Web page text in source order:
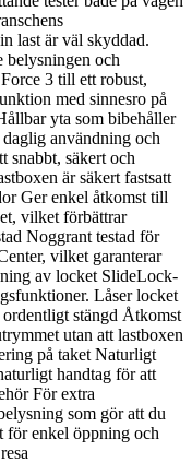
last är väl skyddad.
belysningen och
3 till ett robust,
med sinnesro på
yta som bibehåller
användning och
snabbt, säkert och
är säkert fastsatt
Ger enkel åtkomst till
vilket förbättrar
Noggrant testad för
vilket garanterar
av locket SlideLock-
Låser locket
stängd Åtkomst
utan att lastboxen
på taket Naturligt
handtag för att
För extra
som gör att du
för enkel öppning och